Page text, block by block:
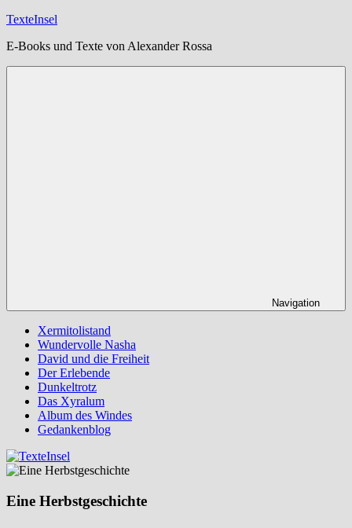
Zum
springen
TexteInsel
E-Books und Texte von Alexander Rossa
Navigation
Xermitolistand
Wundervolle Nasha
David und die Freiheit
Der Erlebende
Dunkeltrotz
Das Xyralum
Album des Windes
Gedankenblog
Eine Herbstgeschichte